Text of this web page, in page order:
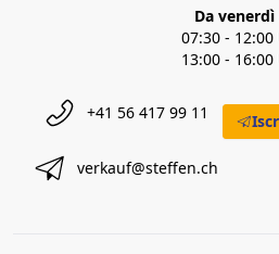
Da venerdì
07:30 - 12:00
13:00 -
+41 56 417 99 11
verkauf@steffen.ch